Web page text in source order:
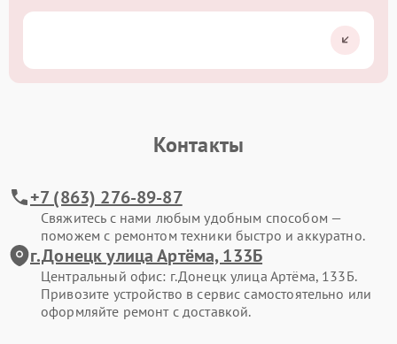
Контакты
+7 (863) 276-89-87
Свяжитесь с нами любым удобным способом —
поможем с ремонтом техники быстро и аккуратно.
г.Донецк улица Артёма, 133Б
Центральный офис: г.Донецк улица Артёма, 133Б.
Привозите устройство в сервис самостоятельно или
оформляйте ремонт с доставкой.